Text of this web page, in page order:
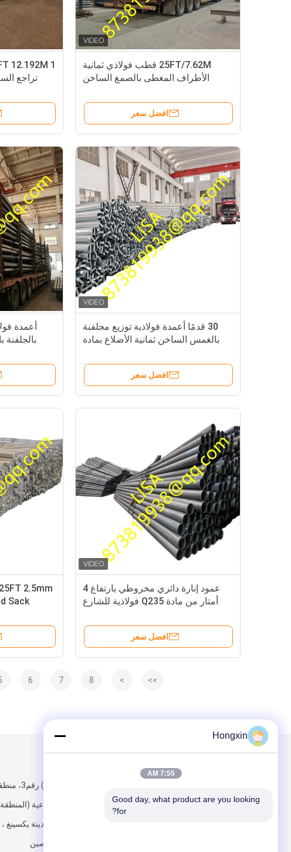
تراجع
25FT/7.62M قطب فولاذي ثمانية
الأطراف المغطى بالصمغ الساخن
لحمل الكسر
افضل سعر
أعمدة
30 قدمًا أعمدة فولاذية توزيع مجلفنة
بالغمس الساخن ثمانية الأضلاع بمادة
500 كيلوجرام
افضل سعر
Sack
عمود إنارة دائري مخروطي بارتفاع 4
أمتار من مادة Q235 فولاذية للشارع
الحديدية
افضل سعر
6 7 8 > >>
طريق (ينهي) رقم3،
وانشي الصناعية (المنطقة
الجنوبية) ، مدينة يكسينغ ،
جيانغسو ، الصين
Hongxin
7:55 AM
Good day, what product are you looking
for?